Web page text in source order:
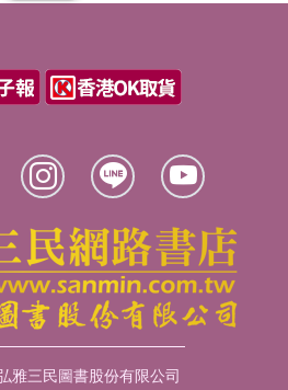
雅三民圖書股份有限公司